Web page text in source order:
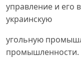
управление и его
украинскую
угольную
промышленности.